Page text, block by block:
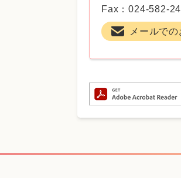
Fax：024-582-
メールで